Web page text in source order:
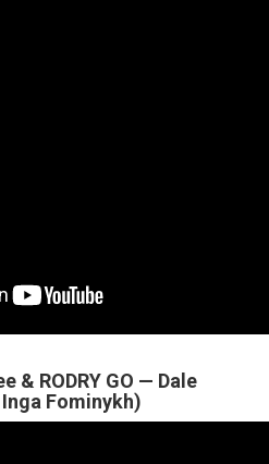
& RODRY GO — Dale
Fominykh)